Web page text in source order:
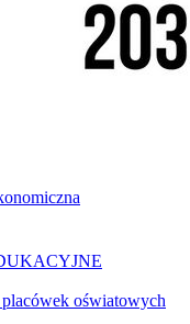
oświatowych